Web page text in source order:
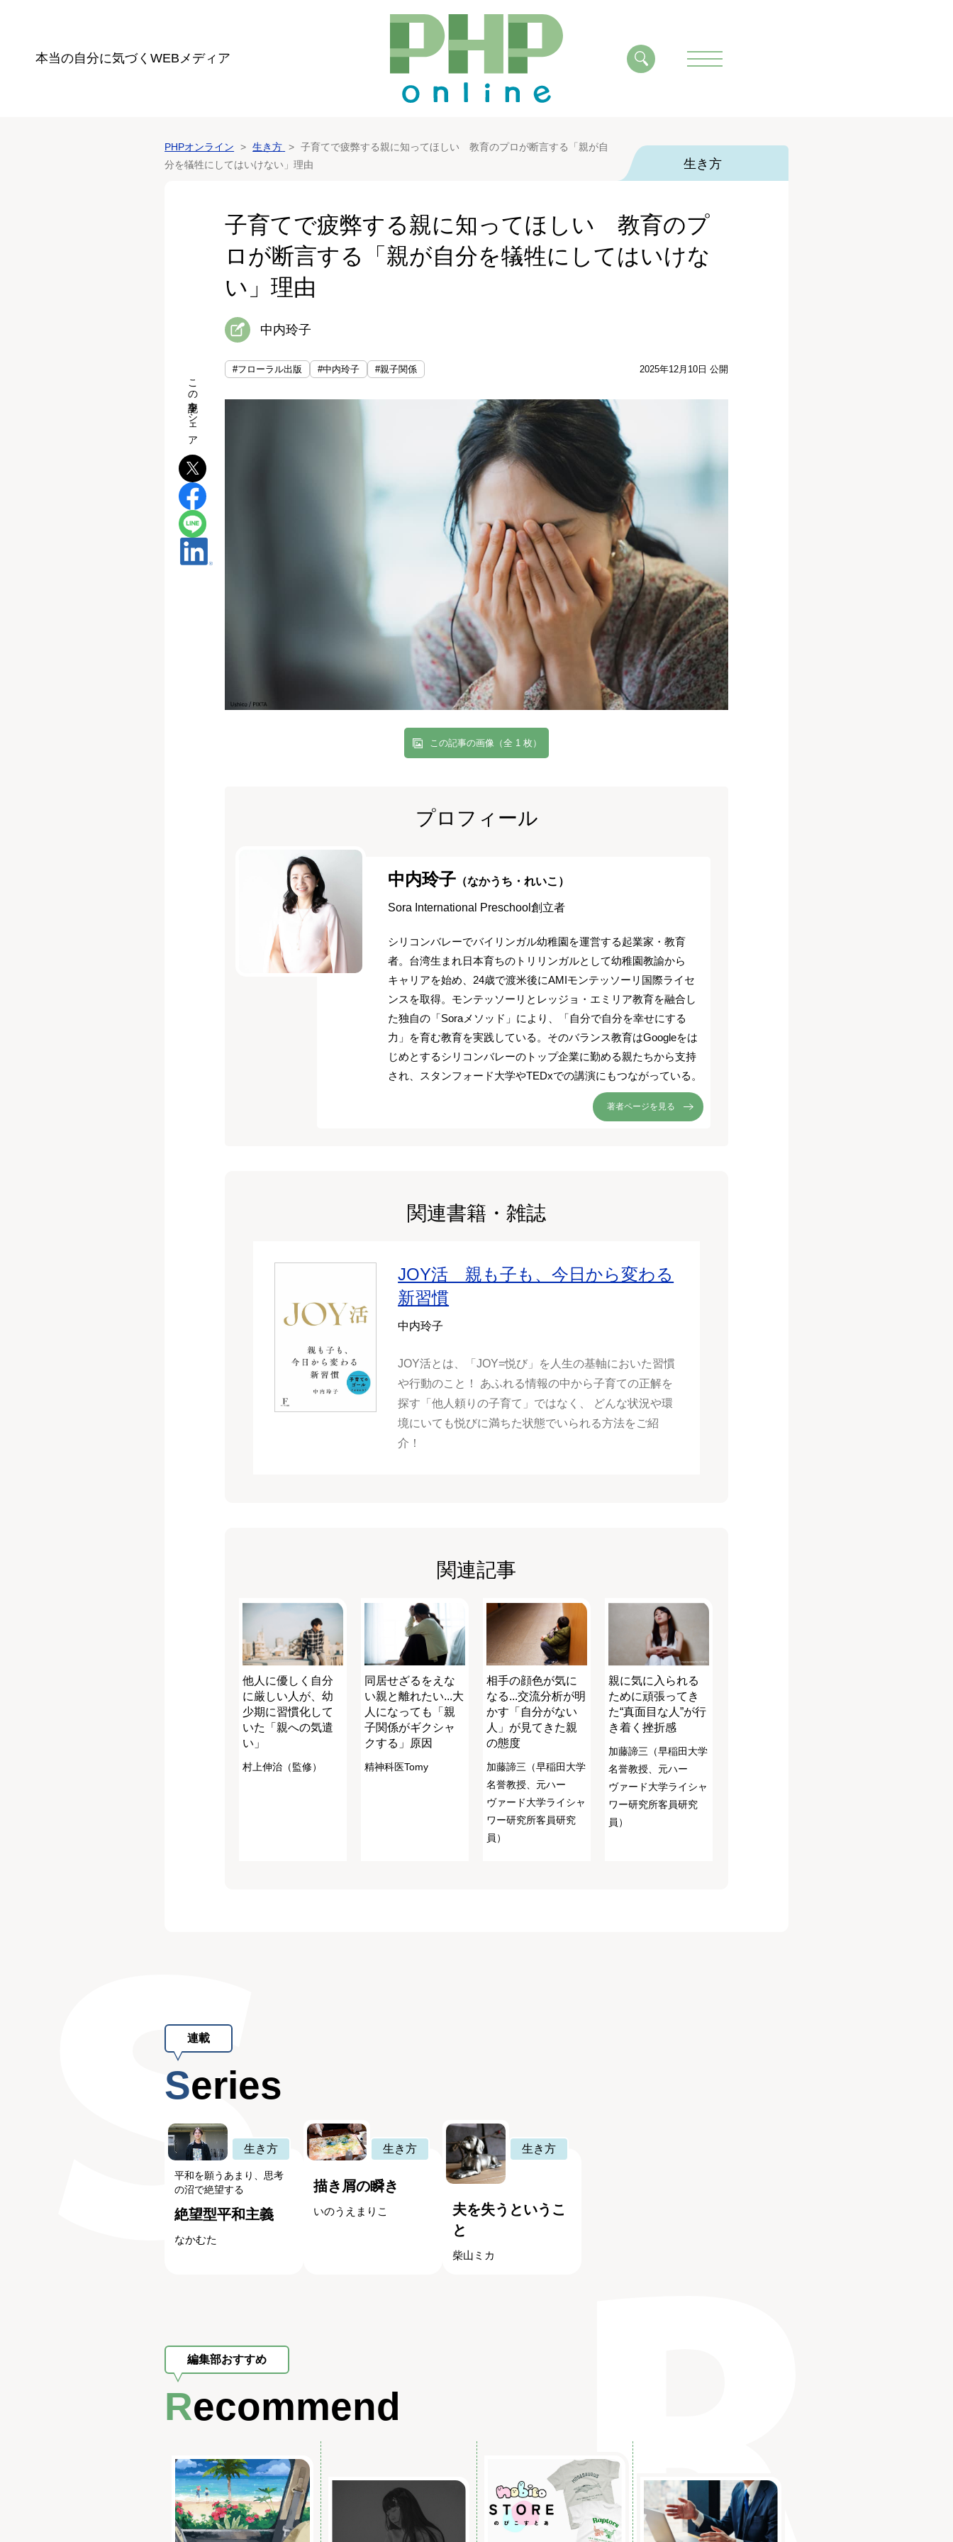
本当の自分に気づく WEBメディア
PHPオンライン 生き方
子育てで疲弊する親に知ってほしい 教育のプロが断言する「親が自
分を犠牲にしてはいけない」理由
生き方
子育てで疲弊する親に知ってほしい 教育のプ
ロが断言する「親が自分を犠牲にしてはいけな
い」理由
中内玲子
#フローラル出版 #中内玲子 #親子関係 2025年12月10日 公開
この記事の画像（全 1 枚）
この記事をシェア
プロフィール
中内玲子 （なかうち・れいこ）
Sora International Preschool創立者
シリコンバレーでバイリンガル幼稚園を運営する起業家・教育
者。台湾生まれ日本育ちのトリリンガルとして幼稚園教諭から
キャリアを始め、24歳で渡米後にAMIモンテッソーリ国際ライセ
ンスを取得。モンテッソーリとレッジョ・エミリア教育を融合し
た独自の「Soraメソッド」により、「自分で自分を幸せにする
力」を育む教育を実践している。そのバランス教育はGoogleをは
じめとするシリコンバレーのトップ企業に勤める親たちから支持
され、スタンフォード大学やTEDxでの講演にもつながっている。
著者ページを見る
関連書籍・雑誌
JOY活 親も子も、今日から変わる
新習慣
中内玲子
JOY活とは、「JOY=悦び」を人生の基軸においた習慣
や行動のこと！ あふれる情報の中から子育ての正解を
探す「他人頼りの子育て」ではなく、 どんな状況や環
境にいても悦びに満ちた状態でいられる方法をご紹
介！
関連記事
他人に優しく自分
に厳しい人が、幼
少期に習慣化して
いた「親への気遣
い」
村上伸治（監修）
同居せざるをえな
い親と離れたい...大
人になっても「親
子関係がギクシャ
クする」原因
精神科医Tomy
相手の顔色が気に
なる...交流分析が明
かす「自分がない
人」が見てきた親
の態度
加藤諦三（早稲田大学
名誉教授、元ハー
ヴァード大学ライシャ
ワー研究所客員研究
員）
親に気に入られる
ために頑張ってき
た“真面目な人”が行
き着く挫折感
加藤諦三（早稲田大学
名誉教授、元ハー
ヴァード大学ライシャ
ワー研究所客員研究
員）
連載
Series
生き方
平和を願うあまり、思考
の沼で絶望する
絶望型平和主義
なかむた
生き方
描き屑の瞬き
いのうえまりこ
生き方
夫を失うというこ
と
柴山ミカ
編集部おすすめ
Recommend